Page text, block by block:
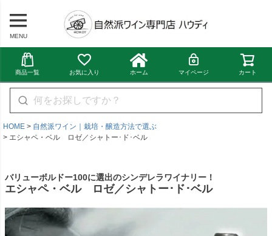
MENU
商品一覧 お気に入り ホーム マイページ カート
HOME
自然派ワイン｜栽培・醸造方法で選ぶ
エシャペ・ベル ロゼ／シャトー･ド･ベル
バリューボルドー100に選出のシンデレラワイナリー！
エシャペ・ベル ロゼ／シャトー･ド･ベル